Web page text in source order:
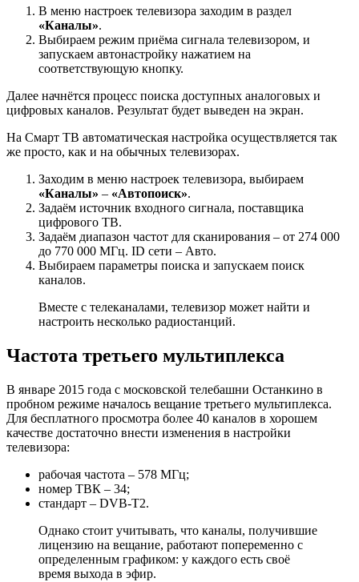
В меню настроек телевизора заходим в раздел
«Каналы».
Выбираем режим приёма сигнала телевизором, и
запускаем автонастройку нажатием на
соответствующую кнопку.
Далее начнётся процесс поиска доступных аналоговых и
цифровых каналов. Результат будет выведен на экран.
На Смарт ТВ автоматическая настройка осуществляется так
же просто, как и на обычных телевизорах.
Заходим в меню настроек телевизора, выбираем
«Каналы» – «Автопоиск».
Задаём источник входного сигнала, поставщика
цифрового ТВ.
Задаём диапазон частот для сканирования – от 274 000
до 770 000 МГц. ID сети – Авто.
Выбираем параметры поиска и запускаем поиск
каналов.
Вместе с телеканалами, телевизор может найти и
настроить несколько радиостанций.
Частота третьего мультиплекса
В январе 2015 года с московской телебашни Останкино в
пробном режиме началось вещание третьего мультиплекса.
Для бесплатного просмотра более 40 каналов в хорошем
качестве достаточно внести изменения в настройки
телевизора:
рабочая частота – 578 МГц;
номер ТВК – 34;
стандарт – DVB-T2.
Однако стоит учитывать, что каналы, получившие
лицензию на вещание, работают попеременно с
определенным графиком: у каждого есть своё
время выхода в эфир.